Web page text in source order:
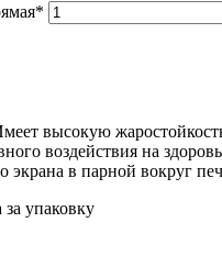
высокую
воздействия на
экрана в парной вокруг
упаковку